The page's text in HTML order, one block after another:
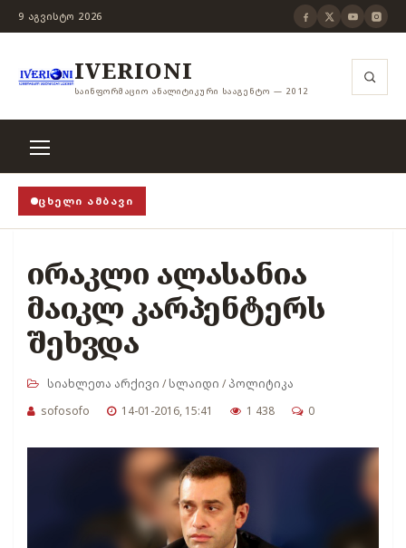
9 ᲐᲒᲕᲘᲡᲢᲝ 2026
IVERIONI
ᲡᲐᲘᲜᲤᲝᲠᲛᲐᲪᲘᲝ ᲐᲜᲐᲚᲘᲢᲘᲙᲣᲠᲘ ᲡᲐᲐᲒᲔᲜᲢᲝ — 2012
ᲪᲮᲔᲚᲘ ᲐᲛᲑᲐᲕᲘ
როცა თვითცენზურის ჭანჭიკი მოშლილია, ცენზურა
ირაკლი ალასანია
მაიკლ კარპენტერს
შეხვდა
სიახლეთა არქივი /სლაიდი /პოლიტიკა
sofosofo
14-01-2016, 15:41 1 438 0